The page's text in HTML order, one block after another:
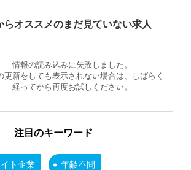
らオススメのまだ見ていない求人
情報の読み込みに失敗しました。
更新をしても表示されない場合は、しばらく
経ってから再度お試しください。
注目のキーワード
ト企業 年齢不問